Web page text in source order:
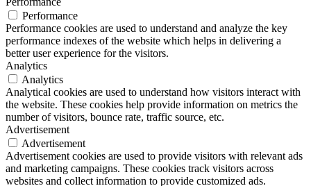
Performance
Performance cookies are used to understand and analyze the key
performance indexes of the website which helps in delivering a
better user experience for the visitors.
Analytics
Analytics
Analytical cookies are used to understand how visitors interact with
the website. These cookies help provide information on metrics the
number of visitors, bounce rate, traffic source, etc.
Advertisement
Advertisement
Advertisement cookies are used to provide visitors with relevant ads
and marketing campaigns. These cookies track visitors across
websites and collect information to provide customized ads.